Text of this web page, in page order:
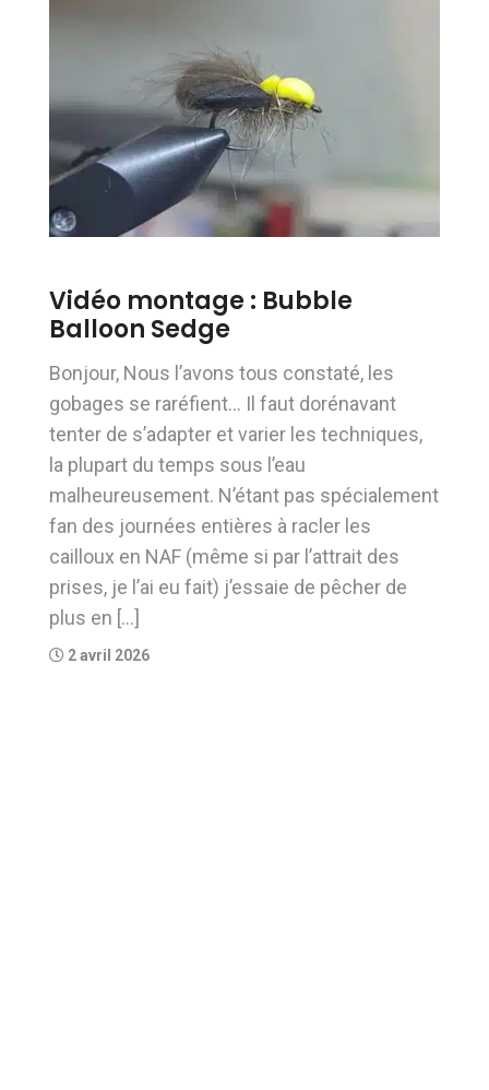
Vidéo montage : Bubble
Balloon Sedge
Bonjour, Nous l’avons tous constaté, les
gobages se raréfient… Il faut dorénavant
tenter de s’adapter et varier les techniques,
la plupart du temps sous l’eau
malheureusement. N’étant pas spécialement
fan des journées entières à racler les
cailloux en NAF (même si par l’attrait des
prises, je l’ai eu fait) j’essaie de pêcher de
plus en […]
2 avril 2026